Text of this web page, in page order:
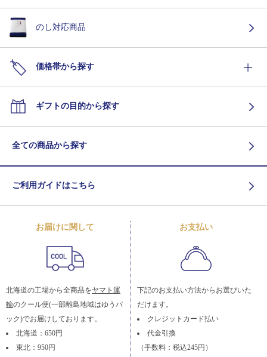
のし対応商品
価格帯から探す
ギフトの目的から探す
全ての商品から探す
ご利用ガイドはこちら
お届けに関して
北海道の工場から全商品をヤマト運
輸のクール便(一部離島地域はゆうパ
ック)でお届けしております。
北海道：650円
東北：950円
お支払い
下記のお支払い方法からお選びいた
だけます。
クレジットカード払い
代金引換
（手数料：税込245円）